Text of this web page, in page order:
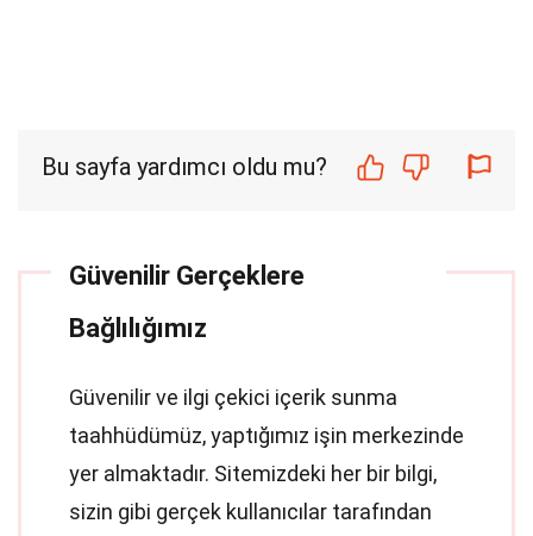
Bu sayfa yardımcı oldu mu?
Güvenilir Gerçeklere
Bağlılığımız
Güvenilir ve ilgi çekici içerik sunma
taahhüdümüz, yaptığımız işin merkezinde
yer almaktadır. Sitemizdeki her bir bilgi,
sizin gibi gerçek kullanıcılar tarafından